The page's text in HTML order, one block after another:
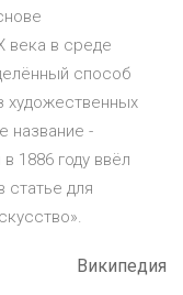
века в среде
способ
художественных
название -
1886 году ввёл
статье для
Википедия